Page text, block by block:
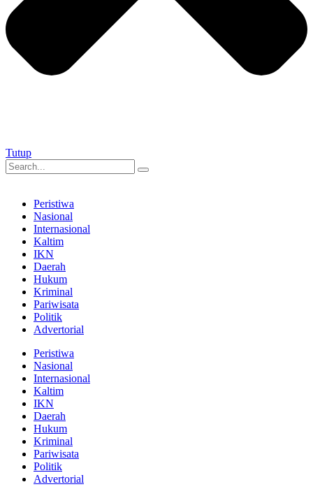
Tutup
Peristiwa
Nasional
Internasional
Kaltim
IKN
Daerah
Hukum
Kriminal
Pariwisata
Politik
Advertorial
Peristiwa
Nasional
Internasional
Kaltim
IKN
Daerah
Hukum
Kriminal
Pariwisata
Politik
Advertorial